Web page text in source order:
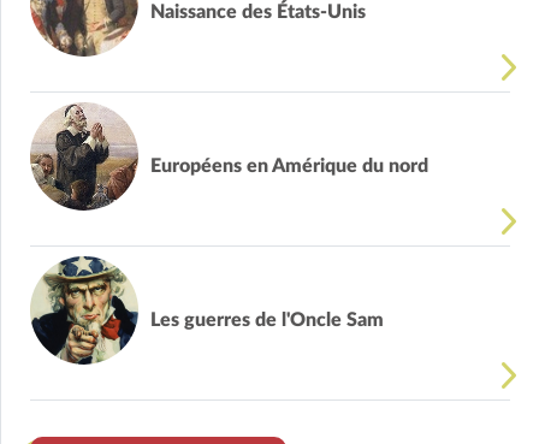
Naissance des États-Unis
Européens en Amérique du nord
Les guerres de l'Oncle Sam